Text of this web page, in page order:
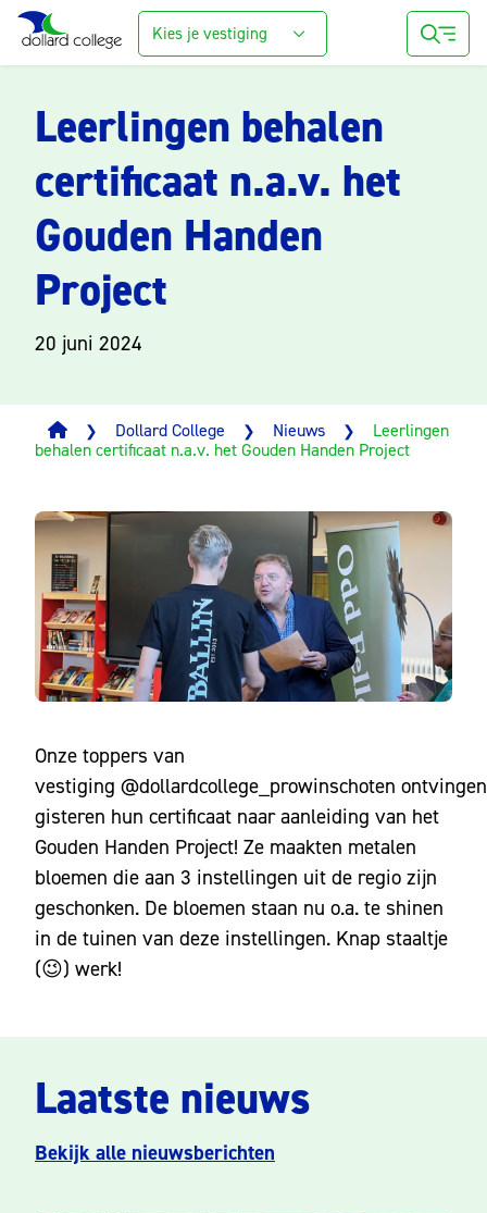
Kies je vestiging
Leerlingen behalen
certificaat n.a.v. het
Gouden Handen
Project
20 juni 2024
❯ Dollard College ❯ Nieuws ❯
Leerlingen
behalen certificaat n.a.v. het Gouden Handen Project
Onze toppers van
vestiging @dollardcollege_prowinschoten ontvingen
gisteren hun certificaat naar aanleiding van het
Gouden Handen Project! Ze maakten metalen
bloemen die aan 3 instellingen uit de regio zijn
geschonken. De bloemen staan nu o.a. te shinen
in de tuinen van deze instellingen. Knap staaltje
(😉) werk!
Laatste nieuws
Bekijk alle nieuwsberichten